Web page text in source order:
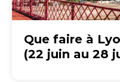
Que faire à
(22 juin au 28